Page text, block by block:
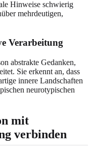
Hinweise schwierig
mehrdeutigen,
Verarbeitung
abstrakte Gedanken,
Sie erkennt an, dass
innere Landschaften
neurotypischen
mit
verbinden